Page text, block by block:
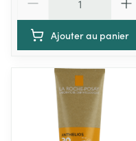
Ajouter au panier